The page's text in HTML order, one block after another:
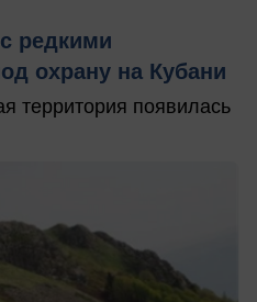
редкими
охрану на Кубани
территория появилась